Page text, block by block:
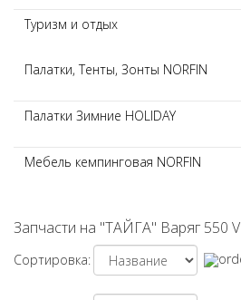
Туризм и отдых
Палатки, Тенты, Зонты NORFIN
Палатки Зимние HOLIDAY
Мебель кемпинговая NORFIN
Запчасти на "ТАЙГА" Варяг 550 V
Сортировка: